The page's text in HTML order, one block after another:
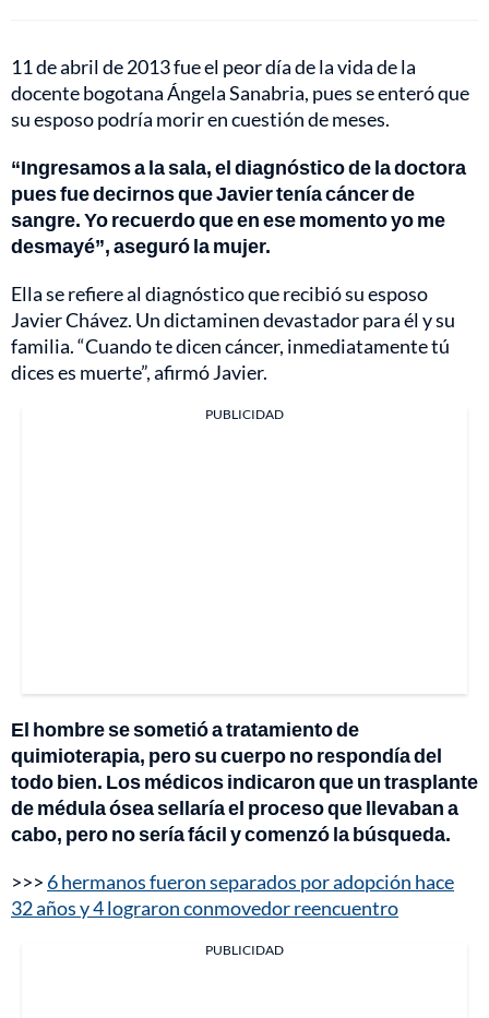
11 de abril de 2013 fue el peor día de la vida de la
docente bogotana Ángela Sanabria, pues se enteró que
su esposo podría morir en cuestión de meses.
“Ingresamos a la sala, el diagnóstico de la doctora
pues fue decirnos que Javier tenía cáncer de
sangre. Yo recuerdo que en ese momento yo me
desmayé”, aseguró la mujer.
Ella se refiere al diagnóstico que recibió su esposo
Javier Chávez. Un dictaminen devastador para él y su
familia. “Cuando te dicen cáncer, inmediatamente tú
dices es muerte”, afirmó Javier.
PUBLICIDAD
El hombre se sometió a tratamiento de
quimioterapia, pero su cuerpo no respondía del
todo bien. Los médicos indicaron que un trasplante
de médula ósea sellaría el proceso que llevaban a
cabo, pero no sería fácil y comenzó la búsqueda.
>>> 6 hermanos fueron separados por adopción hace
32 años y 4 lograron conmovedor reencuentro
PUBLICIDAD